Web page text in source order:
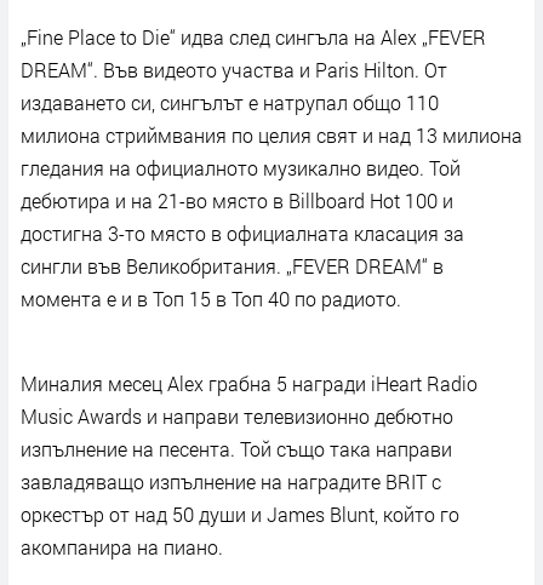
„Fine Place to Die“ идва след сингъла на Alex „FEVER
DREAM“. Във видеото участва и Paris Hilton. От
издаването си, сингълът е натрупал общо 110
милиона стриймвания по целия свят и над 13 милиона
гледания на официалното музикално видео. Той
дебютира и на 21-во място в Billboard Hot 100 и
достигна 3-то място в официалната класация за
сингли във Великобритания. „FEVER DREAM“ в
момента е и в Топ 15 в Топ 40 по радиото.
Миналия месец Alex грабна 5 награди iHeart Radio
Music Awards и направи телевизионно дебютно
изпълнение на песента. Той също така направи
завладяващо изпълнение на наградите BRIT с
оркестър от над 50 души и James Blunt, който го
акомпанира на пиано.